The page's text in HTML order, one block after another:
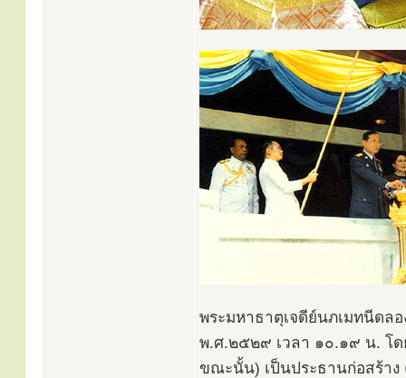
พระมหาธาตุเจดีย์นภเมทนีดล
พ.ศ.๒๕๒๙ เวลา ๑๐.๑๙ น. โด
ขณะนั้น) เป็นประธานก่อสร้าง